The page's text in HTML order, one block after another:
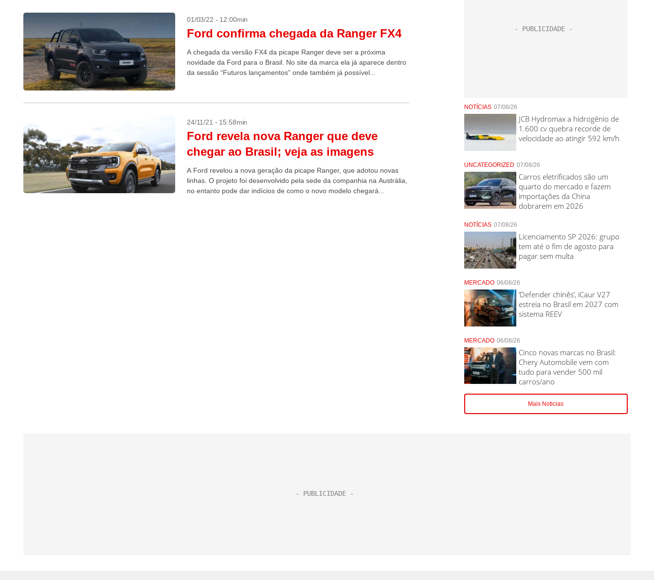
01/03/22 - 12:00min
Ford confirma chegada da Ranger FX4
A chegada da versão FX4 da picape Ranger deve ser a próxima
novidade da Ford para o Brasil. No site da marca ela já aparece dentro
da sessão “Futuros lançamentos” onde também já possível...
24/11/21 - 15:58min
Ford revela nova Ranger que deve
chegar ao Brasil; veja as imagens
A Ford revelou a nova geração da picape Ranger, que adotou novas
linhas. O projeto foi desenvolvido pela sede da companhia na Austrália,
no entanto pode dar indícios de como o novo modelo chegará...
NOTÍCIAS 07/08/26
JCB Hydromax a hidrogênio de
1.600 cv quebra recorde de
velocidade ao atingir 592 km/h
UNCATEGORIZED 07/08/26
Carros eletrificados são um
quarto do mercado e fazem
importações da China
dobrarem em 2026
NOTÍCIAS 07/08/26
Licenciamento SP 2026: grupo
tem até o fim de agosto para
pagar sem multa
MERCADO 06/08/26
‘Defender chinês’, iCaur V27
estreia no Brasil em 2027 com
sistema REEV
MERCADO 06/08/26
Cinco novas marcas no Brasil:
Chery Automobile vem com
tudo para vender 500 mil
carros/ano
Mais Noticias